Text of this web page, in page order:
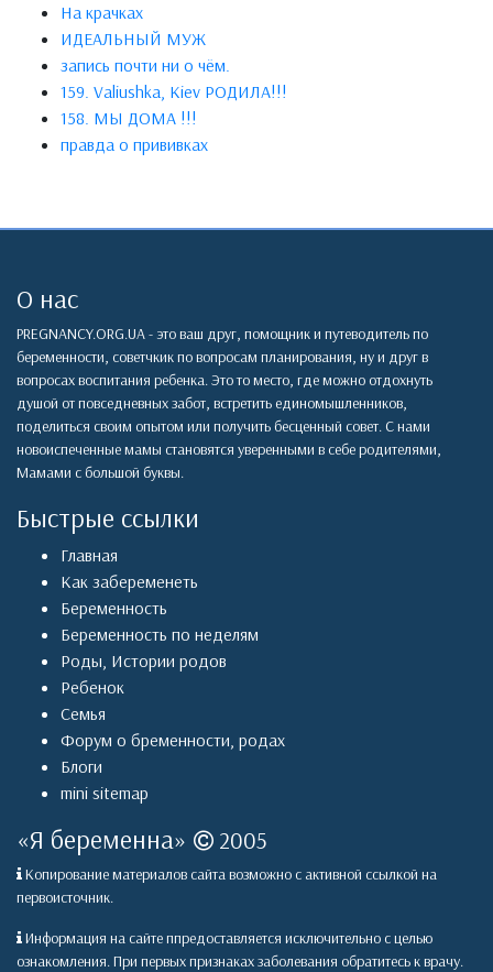
На крачках
ИДЕАЛЬНЫЙ МУЖ
запись почти ни о чём.
159. Valiushka, Kiev РОДИЛА!!!
158. МЫ ДОМА !!!
правда о прививках
О нас
PREGNANCY.ORG.UA - это ваш друг, помощник и путеводитель по
беременности, советчкик по вопросам планирования, ну и друг в
вопросах воспитания ребенка. Это то место, где можно отдохнуть
душой от повседневных забот, встретить единомышленников,
поделиться своим опытом или получить бесценный совет. С нами
новоиспеченные мамы становятся уверенными в себе родителями,
Мамами с большой буквы.
Быстрые ссылки
Главная
Как забеременеть
Беременность
Беременность по неделям
Роды, Истории родов
Ребенок
Семья
Форум о бременности, родах
Блоги
mini sitemap
«Я беременна» 2005
Копирование материалов сайта возможно с активной ссылкой на
первоисточник.
Информация на сайте ппредоставляется исключительно с целью
ознакомления. При первых признаках заболевания обратитесь к врачу.